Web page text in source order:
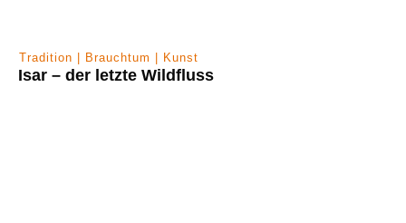
Tradition | Brauchtum | Kunst
Isar – der letzte Wildfluss